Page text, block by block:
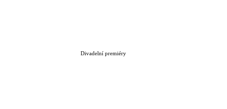
Divadelní premiéry